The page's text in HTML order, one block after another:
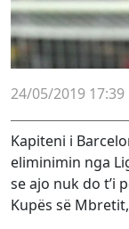
24/05/2019 17:39
Kapiteni i
eliminimin nga
se ajo nuk do t’i
Kupës së